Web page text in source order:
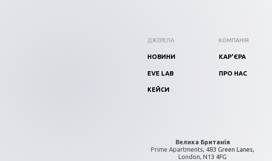
ДЖЕРЕЛА
НОВИНИ
EVE LAB
КЕЙСИ
КОМПАНІЯ
КАР'ЄРА
ПРО НАС
Велика Британія
Prime Apartments, 483 Green Lanes,
London, N13 4FG